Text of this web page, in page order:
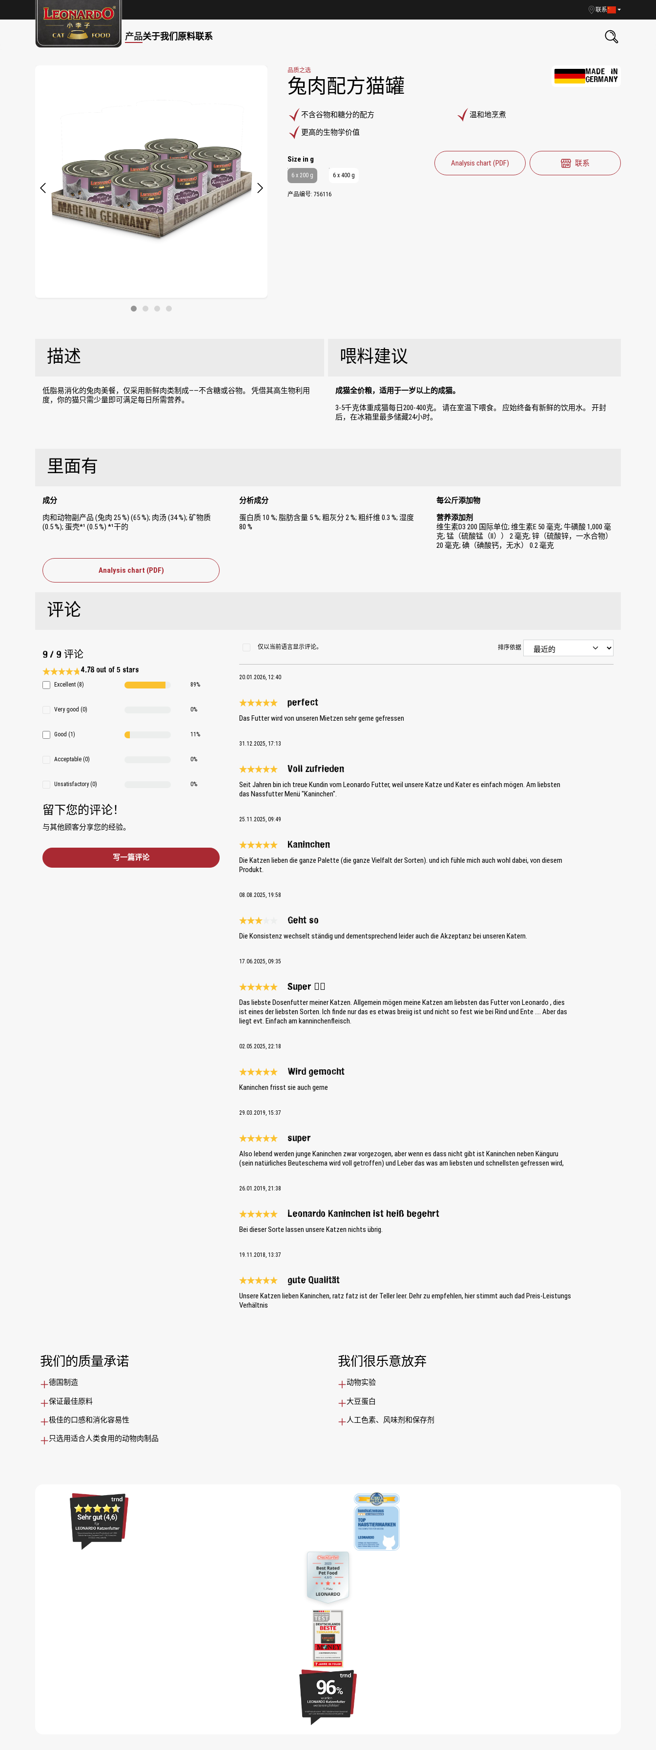
联系
产品关于我们原料联系
品质之选
兔肉配方猫罐
MADE IN
GERMANY
不含谷物和糖分的配方
温和地烹煮
更高的生物学价值
Select
Size in g
6 x 200 g 6 x 400 g
产品编号: 756116
Analysis chart (PDF) 联系
描述
低脂易消化的兔肉美餐，仅采用新鲜肉类制成——不含糖或谷物。 凭借其高生物利用
度，你的猫只需少量即可满足每日所需营养。
喂料建议
成猫全价粮，适用于一岁以上的成猫。
3-5千克体重成猫每日200-400克。 请在室温下喂食。 应始终备有新鲜的饮用水。 开封
后，在冰箱里最多储藏24小时。
里面有
成分
肉和动物副产品 (兔肉 25 %) (65 %); 肉汤 (34 %); 矿物质
(0.5 %); 蛋壳*¹ (0.5 %) *¹干的
分析成分
蛋白质 10 %; 脂肪含量 5 %; 粗灰分 2 %; 粗纤维 0.3 %; 湿度
80 %
每公斤添加物
营养添加剂
维生素D3 200 国际单位; 维生素E 50 毫克; 牛磺酸 1,000 毫
克; 锰（硫酸锰（II）） 2 毫克; 锌（硫酸锌，一水合物）
20 毫克; 碘（碘酸钙，无水） 0.2 毫克
Analysis chart (PDF)
评论
9 / 9 评论
Average rating 4.7 of 5 Stars
4.78 out of 5 stars
Excellent (8) 89%
Very good (0) 0%
Good (1) 11%
Acceptable (0) 0%
Unsatisfactory (0) 0%
留下您的评论！
与其他顾客分享您的经验。
写一篇评论
仅以当前语言显示评论。 排序依据
20.01.2026, 12:40
perfect
Das Futter wird von unseren Mietzen sehr gerne gefressen
31.12.2025, 17:13
Voll zufrieden
Seit Jahren bin ich treue Kundin vom Leonardo Futter, weil unsere Katze und Kater es einfach mögen. Am liebsten
das Nassfutter Menü "Kaninchen".
25.11.2025, 09:49
Kaninchen
Die Katzen lieben die ganze Palette (die ganze Vielfalt der Sorten). und ich fühle mich auch wohl dabei, von diesem
Produkt.
08.08.2025, 19:58
Geht so
Die Konsistenz wechselt ständig und dementsprechend leider auch die Akzeptanz bei unseren Katern.
17.06.2025, 09:35
Super 👍🏼
Das liebste Dosenfutter meiner Katzen. Allgemein mögen meine Katzen am liebsten das Futter von Leonardo , dies
ist eines der liebsten Sorten. Ich finde nur das es etwas breiig ist und nicht so fest wie bei Rind und Ente …. Aber das
liegt evt. Einfach am kanninchenfleisch.
02.05.2025, 22:18
Wird gemocht
Kaninchen frisst sie auch gerne
29.03.2019, 15:37
super
Also lebend werden junge Kaninchen zwar vorgezogen, aber wenn es dass nicht gibt ist Kaninchen neben Känguru
(sein natürliches Beuteschema wird voll getroffen) und Leber das was am liebsten und schnellsten gefressen wird,
26.01.2019, 21:38
Leonardo Kaninchen ist heiß begehrt
Bei dieser Sorte lassen unsere Katzen nichts übrig.
19.11.2018, 13:37
gute Qualität
Unsere Katzen lieben Kaninchen, ratz fatz ist der Teller leer. Dehr zu empfehlen, hier stimmt auch dad Preis-Leistungs
Verhältnis
我们的质量承诺
德国制造
保证最佳原料
极佳的口感和消化容易性
只选用适合人类食用的动物肉制品
我们很乐意放弃
动物实验
大豆蛋白
人工色素、风味剂和保存剂